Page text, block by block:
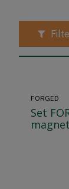
FORGED
Set